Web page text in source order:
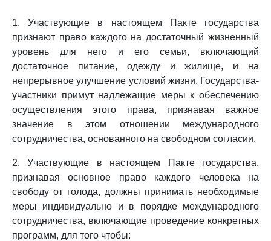
1. Участвующие в настоящем Пакте государства
признают право каждого на достаточный жизненный
уровень для него и его семьи, включающий
достаточное питание, одежду и жилище, и на
непрерывное улучшение условий жизни. Государства-
участники примут надлежащие меры к обеспечению
осуществления этого права, признавая важное
значение в этом отношении международного
сотрудничества, основанного на свободном согласии.
2. Участвующие в настоящем Пакте государства,
признавая основное право каждого человека на
свободу от голода, должны принимать необходимые
меры индивидуально и в порядке международного
сотрудничества, включающие проведение конкретных
программ, для того чтобы: